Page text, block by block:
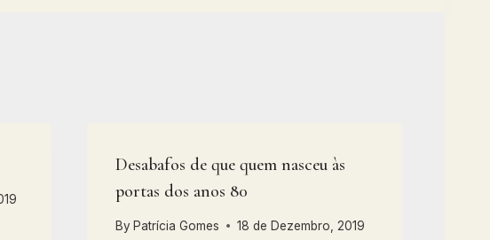
Desabafos de que quem nasceu às
portas dos anos 80
By Patrícia Gomes 18 de Dezembro, 2019